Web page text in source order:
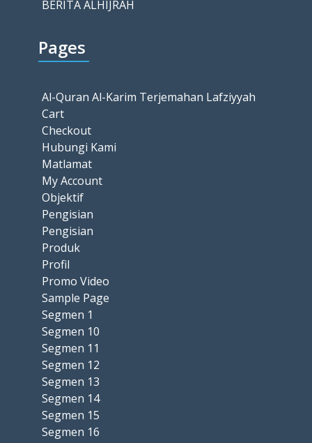
BERITA ALHIJRAH
Pages
Al-Quran Al-Karim Terjemahan Lafziyyah
Cart
Checkout
Hubungi Kami
Matlamat
My Account
Objektif
Pengisian
Pengisian
Produk
Profil
Promo Video
Sample Page
Segmen 1
Segmen 10
Segmen 11
Segmen 12
Segmen 13
Segmen 14
Segmen 15
Segmen 16